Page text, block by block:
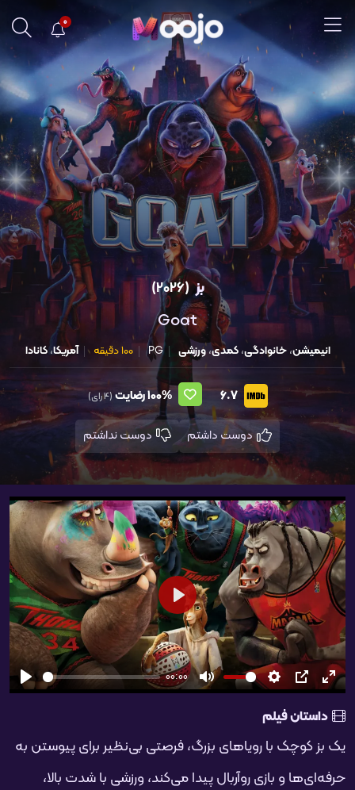
0
بز(2026)
Goat
انیمیشن،خانوادگی،کمدی،ورزشی PG ۱۰۰ دقیقه آمریکا،کانادا
6.7
100%رضایت (4 رای)
دوست داشتم
شروع
00:00
بی‌صدا تنظیمات
PIP تمام
شروع
داستان فیلم
یک بز کوچک با رویاهای بزرگ، فرصتی بی‌نظیر برای پیوستن به
حرفه‌ای‌ها و بازی روآربال پیدا می‌کند، ورزشی با شدت بالا،